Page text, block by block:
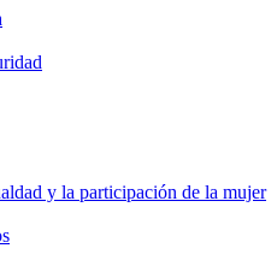
y la participación de la mujer